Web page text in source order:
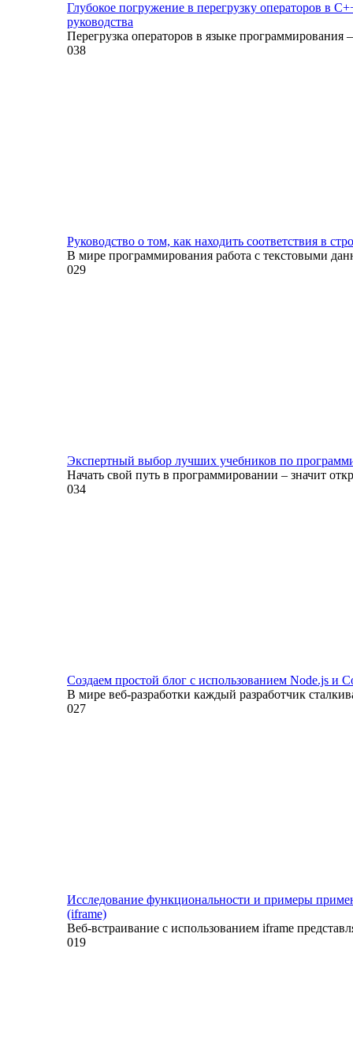
Глубокое погружение в перегрузку операторов в
руководства
Перегрузка операторов в языке программирования
038
Руководство о том, как находить соответствия в
В мире программирования работа с текстовыми
029
Экспертный выбор лучших учебников по
Начать свой путь в программировании – значит
034
Создаем простой блог с использованием Node.js и
В мире веб-разработки каждый разработчик
027
Исследование функциональности и примеры
(iframe)
Веб-встраивание с использованием iframe
019